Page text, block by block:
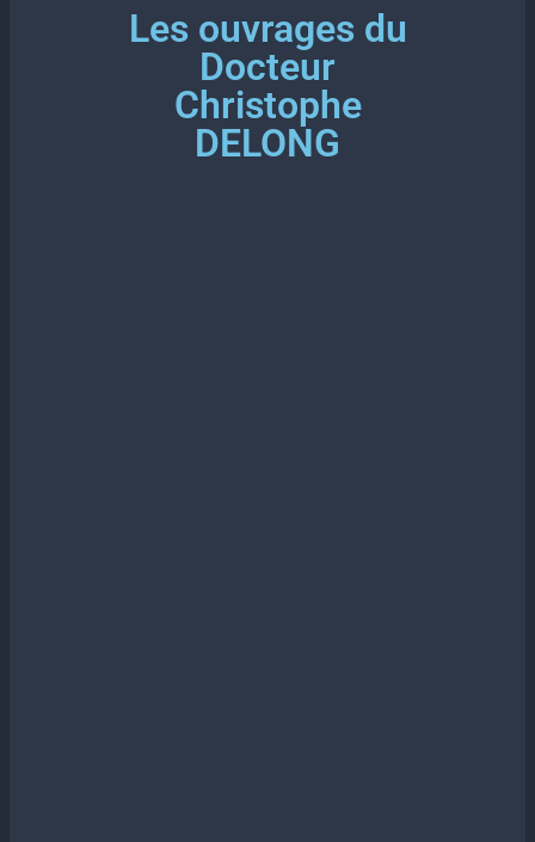
Les ouvrages du
Docteur
Christophe
DELONG